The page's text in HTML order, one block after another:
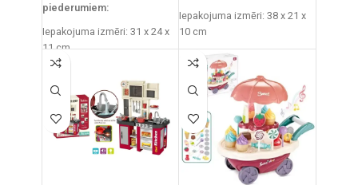
piederumiem:
Iepakojuma izmēri: 31 x 24 x
11 cm
Svars: 490 g
Ieteicamais vecums: no 3
gadiem
Nepieciešamie elementi:
Iepakojuma izmēri: 38 x 21 x
10 cm
Svars: 0,775 kg
Produkta materiāls:
plastmasa
Ieteicamais vecums: no 3
gadiem.